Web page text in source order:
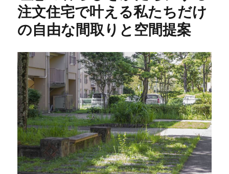
注文住宅で叶える私たちだけ
の自由な間取りと空間提案